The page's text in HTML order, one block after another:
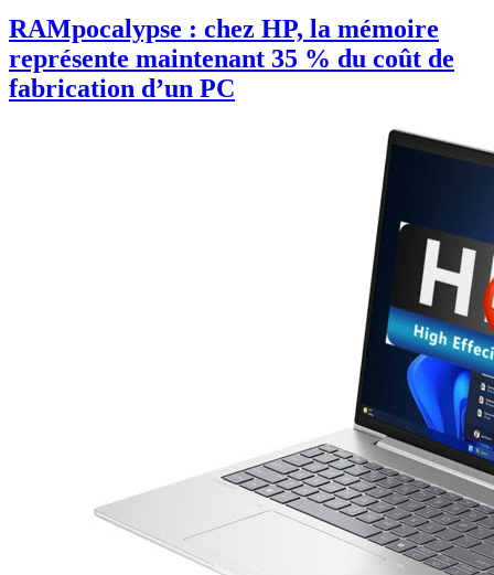
RAMpocalypse : chez HP, la mémoire
représente maintenant 35 % du coût de
fabrication d’un PC